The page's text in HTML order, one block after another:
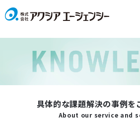
具体的な課題解決の事例を
About our service and